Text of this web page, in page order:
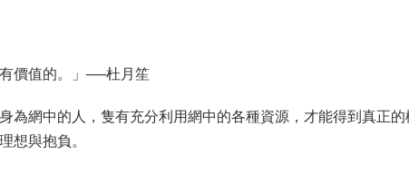
價值的。」──杜月笙
為網中的人，隻有充分利用網中的各種資源，才能得到真正的
想與抱負。